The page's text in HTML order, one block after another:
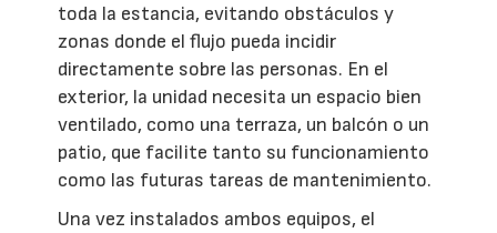
toda la estancia, evitando obstáculos y
zonas donde el flujo pueda incidir
directamente sobre las personas. En el
exterior, la unidad necesita un espacio bien
ventilado, como una terraza, un balcón o un
patio, que facilite tanto su funcionamiento
como las futuras tareas de mantenimiento.
Una vez instalados ambos equipos, el